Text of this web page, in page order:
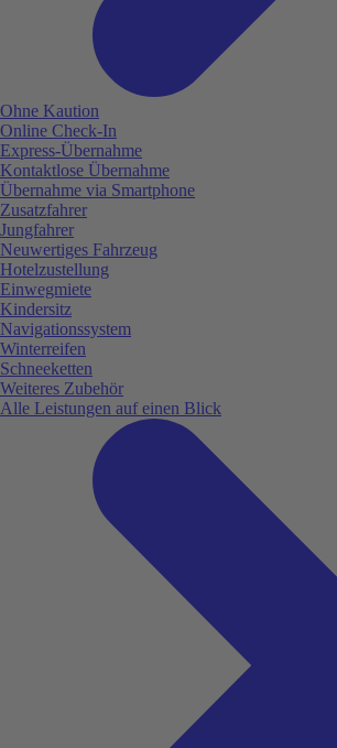
Ohne Kaution
Online Check-In
Express-Übernahme
Kontaktlose Übernahme
Übernahme via Smartphone
Zusatzfahrer
Jungfahrer
Neuwertiges Fahrzeug
Hotelzustellung
Einwegmiete
Kindersitz
Navigationssystem
Winterreifen
Schneeketten
Weiteres Zubehör
Alle Leistungen auf einen Blick